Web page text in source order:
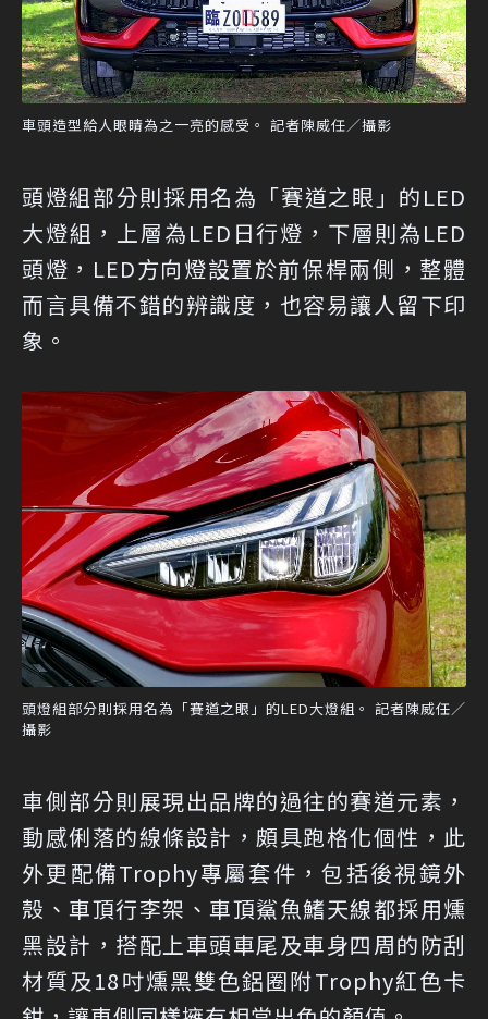
車頭造型給人眼睛為之一亮的感受。 記者陳威任／攝影
頭燈組部分則採用名為「賽道之眼」的LED
大燈組，上層為LED日行燈，下層則為LED
頭燈，LED方向燈設置於前保桿兩側，整體
而言具備不錯的辨識度，也容易讓人留下印
象。
頭燈組部分則採用名為「賽道之眼」的LED大燈組。 記者陳威任／
攝影
車側部分則展現出品牌的過往的賽道元素，
動感俐落的線條設計，頗具跑格化個性，此
外更配備Trophy專屬套件，包括後視鏡外
殼、車頂行李架、車頂鯊魚鰭天線都採用燻
黑設計，搭配上車頭車尾及車身四周的防刮
材質及18吋燻黑雙色鋁圈附Trophy紅色卡